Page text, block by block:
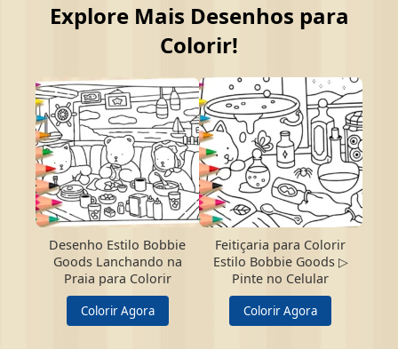
Explore Mais Desenhos para
Colorir!
Desenho Estilo Bobbie
Goods Lanchando na
Praia para Colorir
Colorir Agora
Feitiçaria para Colorir
Estilo Bobbie Goods ▷
Pinte no Celular
Colorir Agora